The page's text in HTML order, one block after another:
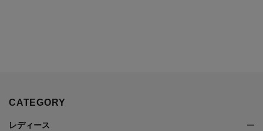
CATEGORY
レディース